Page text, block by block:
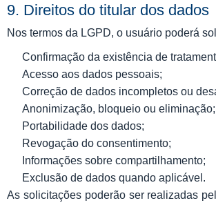
9. Direitos do titular dos dados
Nos termos da LGPD, o usuário poderá
Confirmação da existência de
Acesso aos dados pessoais;
Correção de dados incompletos ou
Anonimização, bloqueio ou eliminação;
Portabilidade dos dados;
Revogação do consentimento;
Informações sobre compartilhamento;
Exclusão de dados quando aplicável.
As solicitações poderão ser realizadas